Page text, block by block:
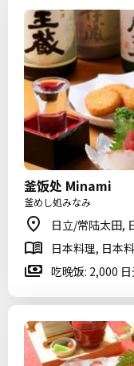
釜饭处 Minami
釜めし処みなみ
日立/常陆太田,
日本料理, 日本
吃晚饭: 2,000